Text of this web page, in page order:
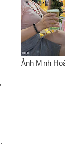
Ảnh Minh